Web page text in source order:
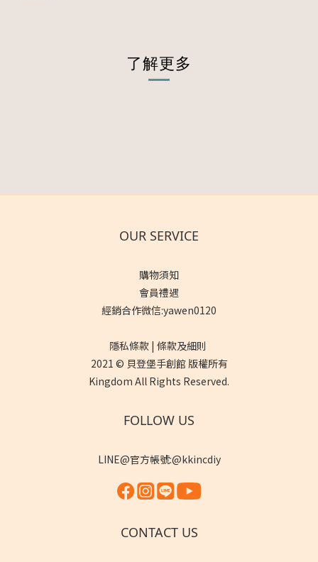
了解更多
OUR SERVICE
購物須知
會員禮遇
經銷合作微信:yawen0120
隱私條款 | 條款及細則
2021 © 貝登堡手創館 版權所有
Kingdom All Rights Reserved.
FOLLOW US
LINE@官方帳號:@kkincdiy
CONTACT US